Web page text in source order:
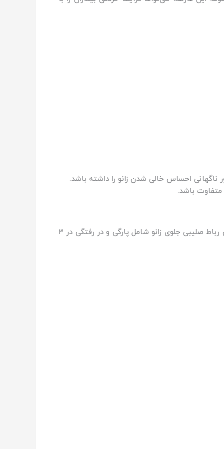
ناگهانی احساس خالی شدن زانو را داشته باشد.
متفاوت باشد.
رباط صلیبی قدامی همیشه پاره نمی‌شود، بلکه گاهی اوقات دچار کشیدگی بیش از حد یا پارگی جزئی می‌شود. آسیب دیدگی رباط صلیبی جلوی زانو شامل پارگی و در رفتگی در ۳